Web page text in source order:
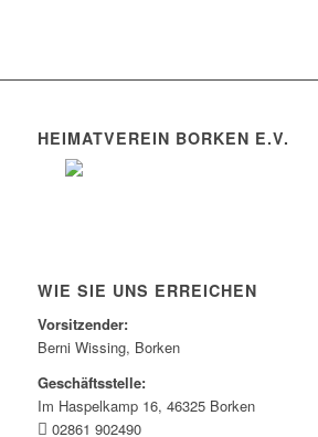
HEIMATVEREIN BORKEN E.V.
WIE SIE UNS ERREICHEN
Vorsitzender:
Berni Wissing, Borken
Geschäftsstelle:
Im Haspelkamp 16, 46325 Borken
02861 902490